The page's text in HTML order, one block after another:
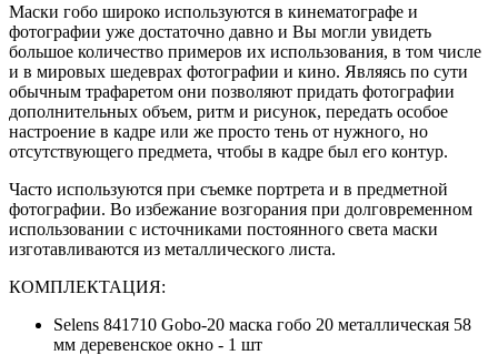
Маски гобо широко используются в кинематографе и
фотографии уже достаточно давно и Вы могли увидеть
большое количество примеров их использования, в том числе
и в мировых шедеврах фотографии и кино. Являясь по сути
обычным трафаретом они позволяют придать фотографии
дополнительных объем, ритм и рисунок, передать особое
настроение в кадре или же просто тень от нужного, но
отсутствующего предмета, чтобы в кадре был его контур.
Часто используются при съемке портрета и в предметной
фотографии. Во избежание возгорания при долговременном
использовании с источниками постоянного света маски
изготавливаются из металлического листа.
КОМПЛЕКТАЦИЯ:
Selens 841710 Gobo-20 маска гобо 20 металлическая 58
мм деревенское окно - 1 шт